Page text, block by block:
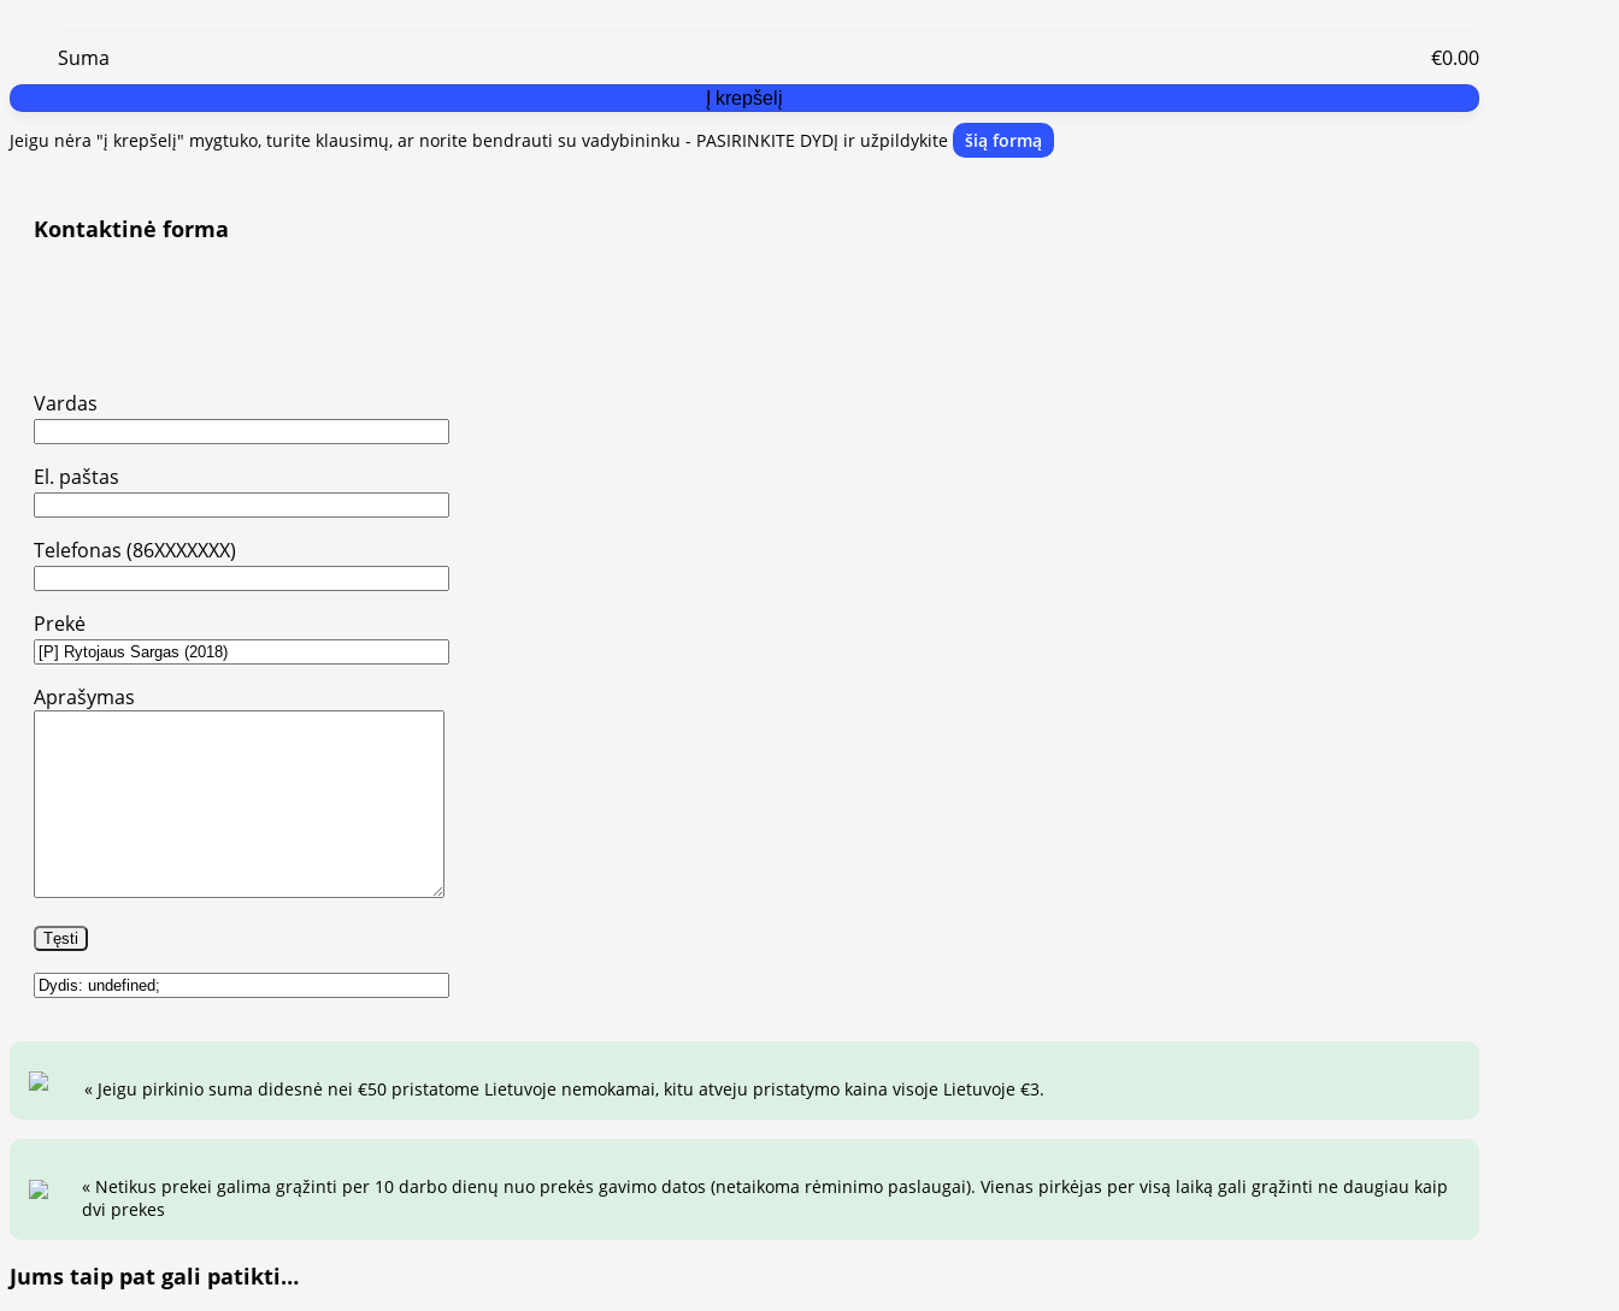
Suma €0.00
Į krepšelį
Jeigu nėra "į krepšelį" mygtuko, turite klausimų, ar norite bendrauti su vadybininku - PASIRINKITE DYDĮ ir užpildykite šią formą
Kontaktinė forma
Vardas
El. paštas
Telefonas (86XXXXXXX)
Prekė
Aprašymas
« Jeigu pirkinio suma didesnė nei €50 pristatome Lietuvoje nemokamai, kitu atveju pristatymo kaina visoje Lietuvoje €3.
« Netikus prekei galima grąžinti per 10 darbo dienų nuo prekės gavimo datos (netaikoma rėminimo paslaugai). Vienas pirkėjas per visą laiką gali grąžinti ne daugiau kaip
dvi prekes
Jums taip pat gali patikti…